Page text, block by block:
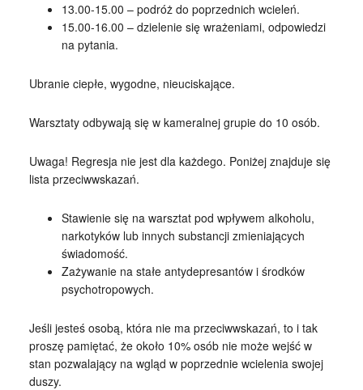
13.00-15.00 – podróż do poprzednich wcieleń.
15.00-16.00 – dzielenie się wrażeniami, odpowiedzi
na pytania.
Ubranie ciepłe, wygodne, nieuciskające.
Warsztaty odbywają się w kameralnej grupie do 10 osób.
Uwaga! Regresja nie jest dla każdego. Poniżej znajduje się
lista przeciwwskazań.
Stawienie się na warsztat pod wpływem alkoholu,
narkotyków lub innych substancji zmieniających
świadomość.
Zażywanie na stałe antydepresantów i środków
psychotropowych.
Jeśli jesteś osobą, która nie ma przeciwwskazań, to i tak
proszę pamiętać, że około 10% osób nie może wejść w
stan pozwalający na wgląd w poprzednie wcielenia swojej
duszy.